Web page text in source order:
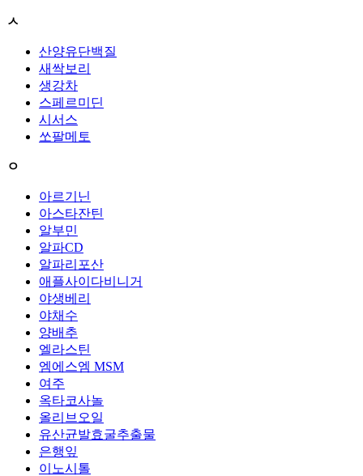
ㅅ
산양유단백질
새싹보리
생강차
스페르미딘
시서스
쏘팔메토
ㅇ
아르기닌
아스타잔틴
알부민
알파CD
알파리포산
애플사이다비니거
야생베리
야채수
양배추
엘라스틴
엠에스엠 MSM
여주
옥타코사놀
올리브오일
유산균발효굴추출물
은행잎
이노시톨